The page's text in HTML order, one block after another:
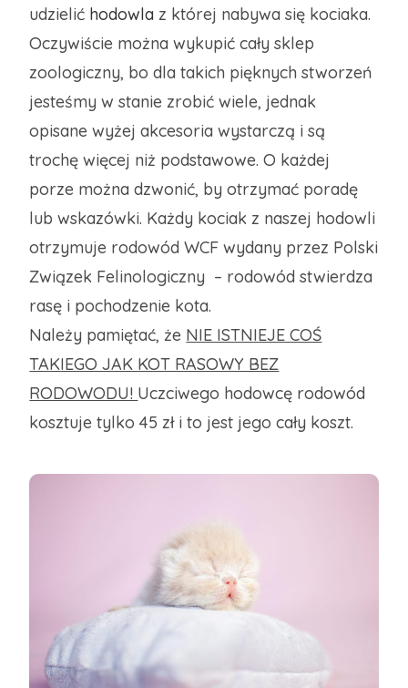
udzielić hodowla z której nabywa się kociaka.
Oczywiście można wykupić cały sklep
zoologiczny, bo dla takich pięknych stworzeń
jesteśmy w stanie zrobić wiele, jednak
opisane wyżej akcesoria wystarczą i są
trochę więcej niż podstawowe. O każdej
porze można dzwonić, by otrzymać poradę
lub wskazówki. Każdy kociak z naszej hodowli
otrzymuje rodowód WCF wydany przez Polski
Związek Felinologiczny – rodowód stwierdza
rasę i pochodzenie kota.
Należy pamiętać, że NIE ISTNIEJE COŚ
TAKIEGO JAK KOT RASOWY BEZ
RODOWODU! Uczciwego hodowcę rodowód
kosztuje tylko 45 zł i to jest jego cały koszt.